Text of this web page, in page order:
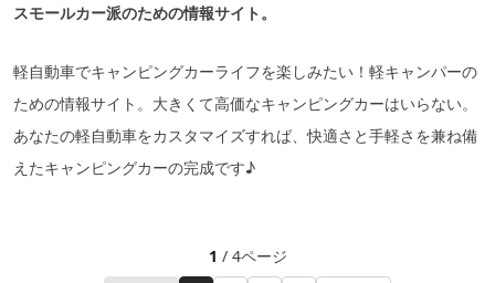
スモールカー派のための情報サイト。
軽自動車でキャンピングカーライフを楽しみたい！軽キャンパーの
ための情報サイト。大きくて高価なキャンピングカーはいらない。
あなたの軽自動車をカスタマイズすれば、快適さと手軽さを兼ね備
えたキャンピングカーの完成です♪
1 / 4ページ